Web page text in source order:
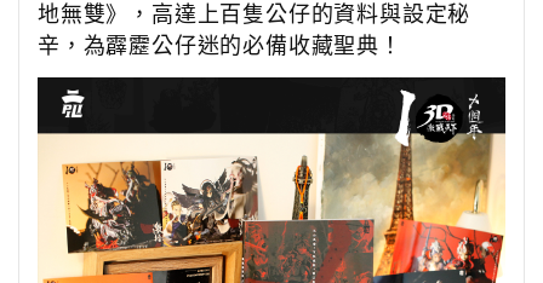
地無雙》，高達上百隻公仔的資料與設定秘
辛，為霹靂公仔迷的必備收藏聖典！